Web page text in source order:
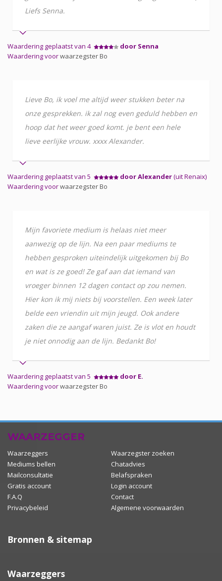
Liefs Senna.
Waardering geplaatst van 4
door Senna
Waardering voorwaarzegster Bo
Lieve Bo, ik voel me altijd weer stukken beter na
onze gesprekken. ik zal nog even geduld hebben en
hoop dat het weer goed komt. je bent een hele
lieve eerlijke vrouw. xxxx Alexander.
Waardering geplaatst van 5 door Alexander(uit Renaix)
Waardering voorwaarzegster Bo
Mijn favoriete medium is helaas niet meer
aanwezig op de lijn. Na een paar mediums te
hebben gesproken uiteindelijk uitgekomen bij Bo
en wat is ze goed! Ze gaf aan dat iemand van
vroeger binnen 12 dagen contact op zou nemen.
Hier kon ik mij niets bij voorstellen. Een week later
belde een vriendin uit mijn jeugd. Ook andere
zaken die ze aangaf waren juist. Ze is vlot en houdt
je niet onnodig aan de lijn. Bedankt Bo!
Waardering geplaatst van 5
door E.
Waardering voorwaarzegster Bo
WAARZEGGER
Waarzeggers
Waarzegster zoeken
Mediums bellen
Chatadvies
Mailconsultatie
Belafspraken
Gratis account
Login account
F.A.Q
Contact
Privacybeleid
Algemene voorwaarden
Bronnen & sitemap
Waarzeggers